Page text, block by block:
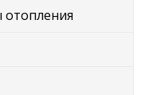
отопления